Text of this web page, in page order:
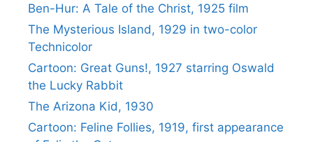
Ben-Hur: A Tale of the Christ, 1925 film
The Mysterious Island, 1929 in two-color
Technicolor
Cartoon: Great Guns!, 1927 starring Oswald
the Lucky Rabbit
The Arizona Kid, 1930
Cartoon: Feline Follies, 1919, first appearance